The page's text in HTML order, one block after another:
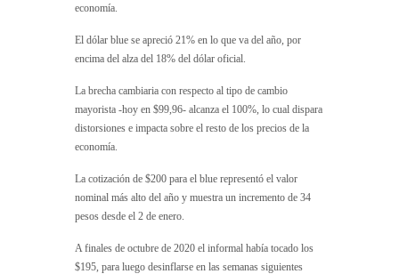
economía.
El dólar blue se apreció 21% en lo que va del año, por
encima del alza del 18% del dólar oficial.
La brecha cambiaria con respecto al tipo de cambio
mayorista -hoy en $99,96- alcanza el 100%, lo cual dispara
distorsiones e impacta sobre el resto de los precios de la
economía.
La cotización de $200 para el blue representó el valor
nominal más alto del año y muestra un incremento de 34
pesos desde el 2 de enero.
A finales de octubre de 2020 el informal había tocado los
$195, para luego desinflarse en las semanas siguientes